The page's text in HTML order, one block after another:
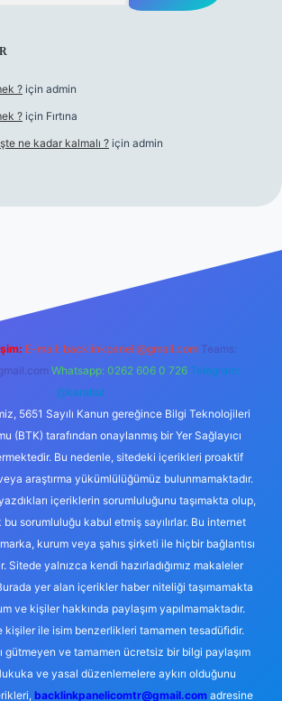
? için admin
? için Fırtına
ne kadar kalmalı ?için admin
E-mail: backlinkpaneli@gmail.com Teams:
Whatsapp: 0262 606 0 726 Telegram:
@karabul
5651 Sayılı Kanun gereğince Bilgi Teknolojileri
(BTK) tarafından onaylanmış bir Yer Sağlayıcı
Bu nedenle, sitedeki içerikleri proaktif
araştırma yükümlülüğümüz bulunmamaktadır.
içeriklerin sorumluluğunu taşımakta olup,
sorumluluğu kabul etmiş sayılırlar. Bu internet
kurum veya şahıs şirketi ile hiçbir bağlantısı
Sitede yalnızca kendi hazırladığımız makaleler
yer alan içerikler haber niteliği taşımamakta
ve kişiler hakkında paylaşım yapılmamaktadır.
kişiler ile isim benzerlikleri tamamen tesadüfidir.
gütmeyen ve tamamen ücretsiz bir bilgi paylaşım
ve yasal düzenlemelere aykırı olduğunu
backlinkpanelicomtr@gmail.comadresine